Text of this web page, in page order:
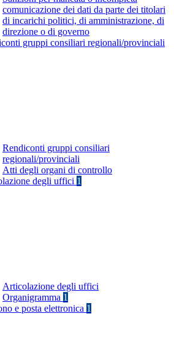
comunicazione dei dati da parte dei titolari
di incarichi politici, di amministrazione, di
direzione o di governo
gruppi consiliari regionali/provinciali
Rendiconti gruppi consiliari
regionali/provinciali
Atti degli organi di controllo
degli uffici 1
Articolazione degli uffici
Organigramma 1
e posta elettronica 1